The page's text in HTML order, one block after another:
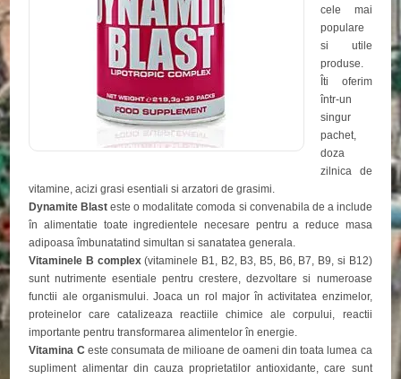
cele mai
populare
si utile
produse.
Îti oferim
într-un
singur
pachet,
doza
zilnica de
vitamine, acizi grasi esentiali si arzatori de grasimi.
Dynamite Blast este o modalitate comoda si convenabila de a include
în alimentatie toate ingredientele necesare pentru a reduce masa
adipoasa îmbunatatind simultan si sanatatea generala.
Vitaminele B complex(vitaminele B1, B2, B3, B5, B6, B7, B9, si B12)
sunt nutrimente esentiale pentru crestere, dezvoltare si numeroase
functii ale organismului. Joaca un rol major în activitatea enzimelor,
proteinelor care catalizeaza reactiile chimice ale corpului, reactii
importante pentru transformarea alimentelor în energie.
Vitamina C este consumata de milioane de oameni din toata lumea ca
supliment alimentar din cauza proprietatilor antioxidante, care sunt